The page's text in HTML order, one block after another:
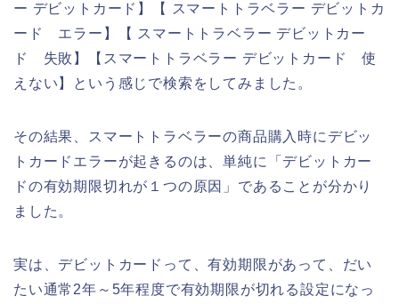
ー デビットカード】【 スマートトラベラー デビットカ
ード エラー】【 スマートトラベラー デビットカー
ド 失敗】【スマートトラベラー デビットカード 使
えない】という感じで検索をしてみました。
その結果、スマートトラベラーの商品購入時にデビッ
トカードエラーが起きるのは、単純に「デビットカー
ドの有効期限切れが１つの原因」であることが分かり
ました。
実は、デビットカードって、有効期限があって、だい
たい通常2年～5年程度で有効期限が切れる設定になっ